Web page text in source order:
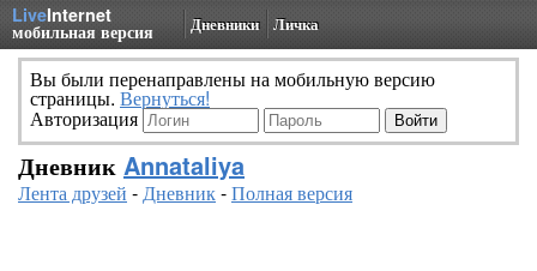
LiveInternet
мобильная версия Дневники Личка
Вы были перенаправлены на мобильную версию
страницы. Вернуться!
Авторизация
Дневник Annataliya
Лента друзей -Дневник-Полная версия